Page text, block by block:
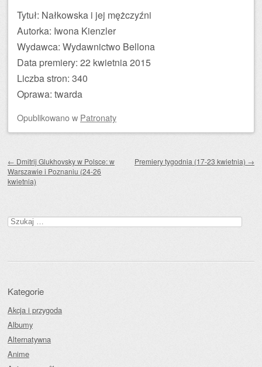
Tytuł: Nałkowska i jej mężczyźni
Autorka: Iwona Kienzler
Wydawca: Wydawnictwo Bellona
Data premiery: 22 kwietnia 2015
Liczba stron: 340
Oprawa: twarda
Opublikowanow Patronaty
← Dmitrij Glukhovsky w Polsce: w
Warszawie i Poznaniu (24-26
kwietnia)
Premiery tygodnia (17-23 kwietnia) →
Szukaj:
Kategorie
Akcja i przygoda
Albumy
Alternatywna
Anime